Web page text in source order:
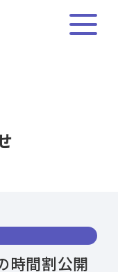
時間割公開